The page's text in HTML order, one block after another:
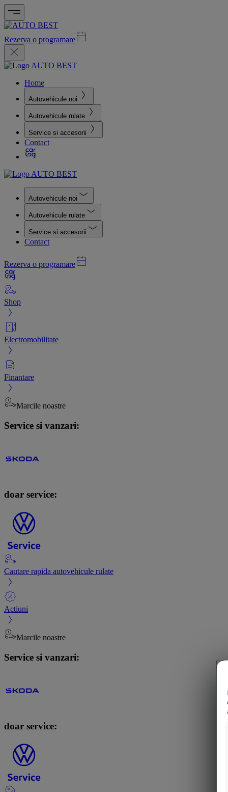
Rezerva o programare
Home
Autovehicule noi
Autovehicule rulate
Service si accesorii
Contact
Autovehicule noi
Autovehicule rulate
Service si accesorii
Contact
Rezerva o programare
Shop
Electromobilitate
Finantare
Marcile noastre
Service si vanzari:
doar service:
Cautare rapida autovehicule rulate
Actiuni
Marcile noastre
Service si vanzari:
doar service: